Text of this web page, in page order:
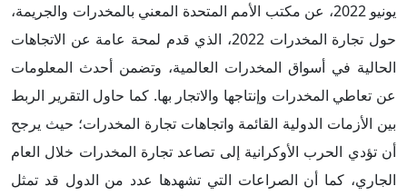
يونيو 2022، عن مكتب الأمم المتحدة المعني بالمخدرات والجريمة،
حول تجارة المخدرات 2022، الذي قدم لمحة عامة عن الاتجاهات
الحالية في أسواق المخدرات العالمية، وتضمن أحدث المعلومات
عن تعاطي المخدرات وإنتاجها والاتجار بها. كما حاول التقرير الربط
بين الأزمات الدولية القائمة واتجاهات تجارة المخدرات؛ حيث يرجح
أن تؤدي الحرب الأوكرانية إلى تصاعد تجارة المخدرات خلال العام
الجاري، كما أن الصراعات التي تشهدها عدد من الدول قد تمثل